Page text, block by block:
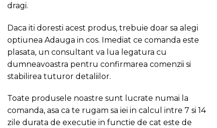
dragi.
Daca iti doresti acest produs, trebuie doar sa alegi
optiunea Adauga in cos. Imediat ce comanda este
plasata, un consultant va lua legatura cu
dumneavoastra pentru confirmarea comenzii si
stabilirea tuturor detaliilor.
Toate produsele noastre sunt lucrate numai la
comanda, asa ca te rugam sa iei in calcul intre 7 si 14
zile durata de executie in functie de cat este de